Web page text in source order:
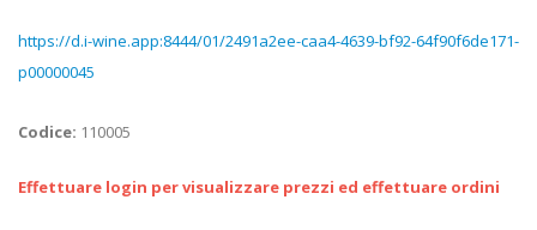
https://d.i-wine.app:8444/01/2491a2ee-caa4-4639-bf92-64f90f6de171-
p00000045
Codice: 110005
Effettuare login per visualizzare prezzi ed effettuare ordini